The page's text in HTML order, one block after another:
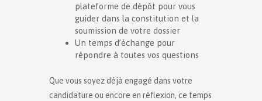
plateforme de dépôt pour vous
guider dans la constitution et la
soumission de votre dossier
Un temps d’échange pour
répondre à toutes vos questions
Que vous soyez déjà engagé dans votre
candidature ou encore en réflexion, ce temps